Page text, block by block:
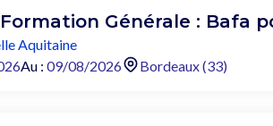
Formation Générale : Bafa
Aquitaine
Au : 09/08/2026 Bordeaux (33)